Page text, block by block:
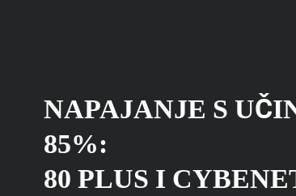
NAPAJANJE S
85%:
80 PLUS I